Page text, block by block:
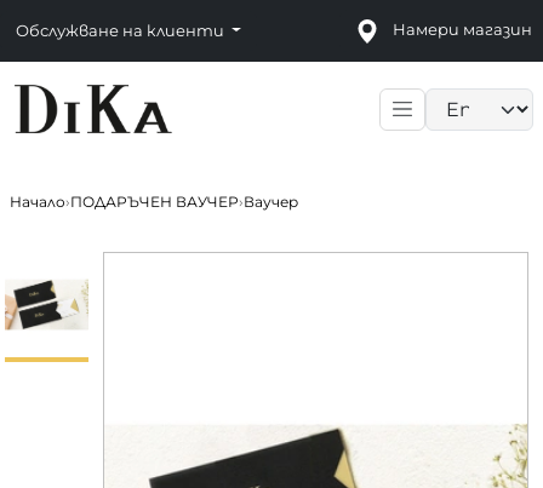
Обслужване на клиенти Намери магазин
Начало›ПОДАРЪЧЕН ВАУЧЕР›Ваучер